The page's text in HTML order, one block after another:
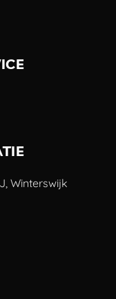
Winterswijk